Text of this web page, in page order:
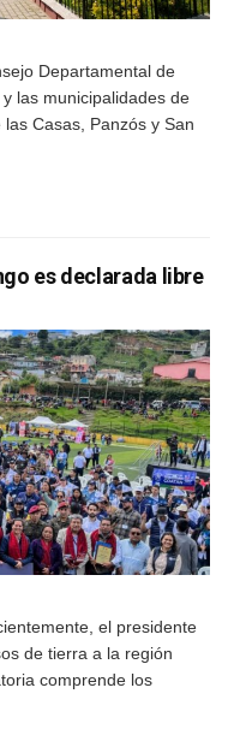
Departamental de
las municipalidades de
Casas, Panzós y San
es declarada libre
el presidente
de tierra a la región
comprende los